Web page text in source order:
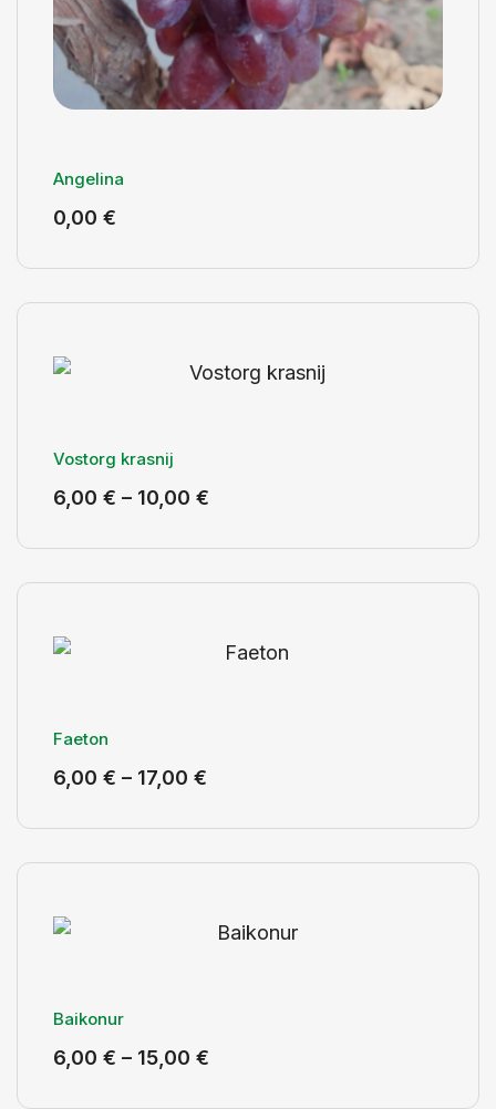
Angelina
0,00 €
Vostorg krasnij
6,00 € – 10,00 €
Faeton
6,00 € – 17,00 €
Baikonur
6,00 € – 15,00 €